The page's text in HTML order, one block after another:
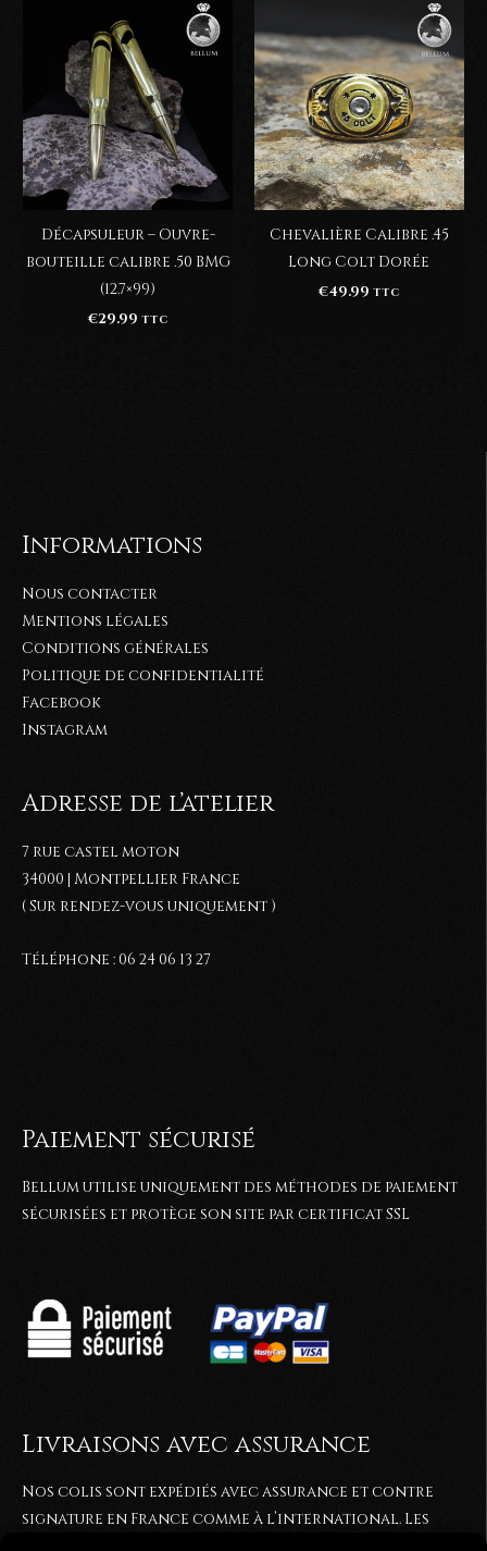
Décapsuleur – Ouvre-
bouteille calibre .50 BMG
(12.7×99)
€29.99 TTC
Chevalière Calibre .45
Long Colt Dorée
€49.99 TTC
Informations
Nous contacter
Mentions légales
Conditions générales
Politique de confidentialité
Facebook
Instagram
Adresse de l’atelier
7 rue castel moton
34000 | Montpellier France
( Sur rendez-vous uniquement )
Téléphone : 06 24 06 13 27
Paiement sécurisé
Bellum utilise uniquement des méthodes de paiement
sécurisées et protège son site par certificat SSL
Livraisons avec assurance
Nos colis sont expédiés avec assurance et contre
signature en France comme à l’international. Les